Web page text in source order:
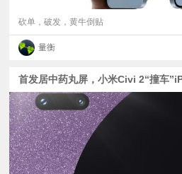
讯
评
测
视
频
砍单，破发，黄牛倒贴
量衡